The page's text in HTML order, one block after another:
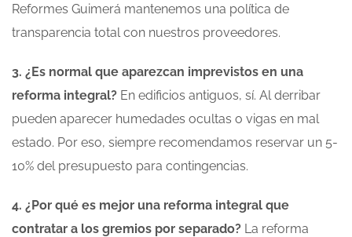
Reformes Guimerá mantenemos una política de
transparencia total con nuestros proveedores.
3. ¿Es normal que aparezcan imprevistos en una
reforma integral? En edificios antiguos, sí. Al derribar
pueden aparecer humedades ocultas o vigas en mal
estado. Por eso, siempre recomendamos reservar un 5-
10% del presupuesto para contingencias.
4. ¿Por qué es mejor una reforma integral que
contratar a los gremios por separado? La reforma